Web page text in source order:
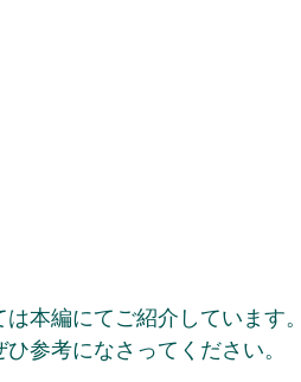
本編にてご紹介しています。
参考になさってください。